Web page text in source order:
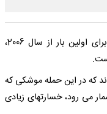
رسانه های رژیم صهیونیستی اذعان کردند که برای اولین بار از سال 2006،
که در این حمله موشکی که
می رود، خسارتهای زیادی